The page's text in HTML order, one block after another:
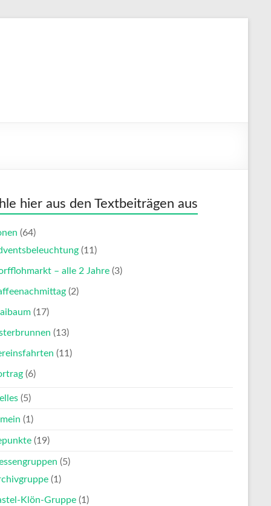
hier aus den Textbeiträgen aus
(64)
(11)
– alle 2 Jahre (3)
(2)
(17)
(13)
(11)
(6)
(5)
(1)
(19)
(5)
(1)
Klön-Gruppe (1)